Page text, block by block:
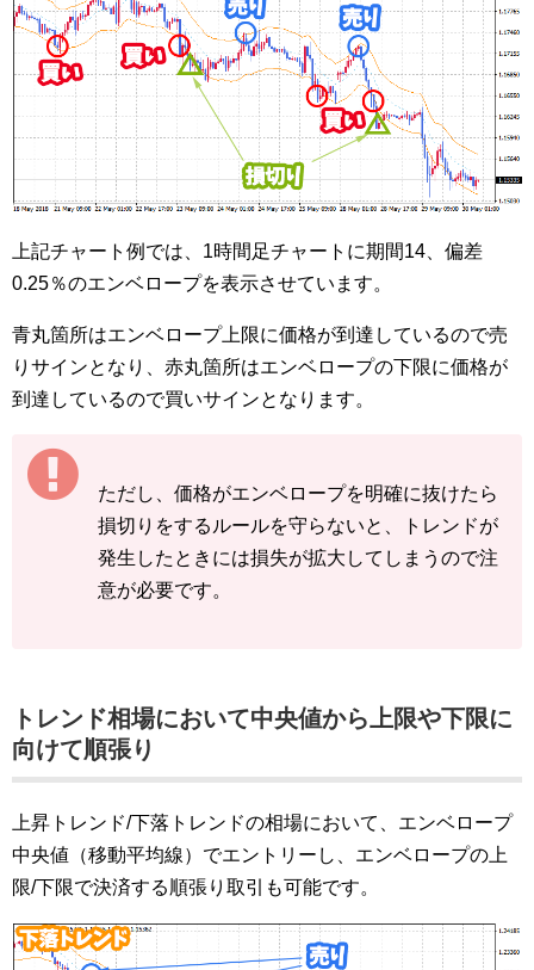
上記チャート例では、1時間足チャートに期間14、偏差
0.25％のエンベロープを表示させています。
青丸箇所はエンベロープ上限に価格が到達しているので売
りサインとなり、赤丸箇所はエンベロープの下限に価格が
到達しているので買いサインとなります。
ただし、価格がエンベロープを明確に抜けたら
損切りをするルールを守らないと、トレンドが
発生したときには損失が拡大してしまうので注
意が必要です。
トレンド相場において中央値から上限や下限に
向けて順張り
上昇トレンド/下落トレンドの相場において、エンベロープ
中央値（移動平均線）でエントリーし、エンベロープの上
限/下限で決済する順張り取引も可能です。